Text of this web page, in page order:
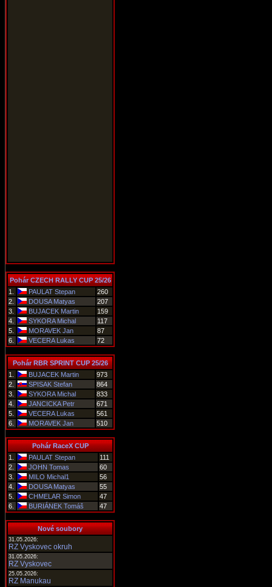
Pohár CZECH RALLY CUP 25/26
1.
PAULAT Stepan
260
2.
DOUSA Matyas
207
3.
BUJACEK Martin
159
4.
SYKORA Michal
117
5.
MORAVEK Jan
87
6.
VECERA Lukas 72
Pohár RBR SPRINT CUP 25/26
1.
BUJACEK Martin
973
2.
SPISAK Stefan
864
3.
SYKORA Michal
833
4.
JANCICKA Petr
671
5.
VECERA Lukas
561
6.
MORAVEK Jan 510
Pohár RaceX CUP
1.
PAULAT Stepan
111
2.
JOHN Tomas
60
3.
MILO Michal1
56
4.
DOUSA Matyas
55
5.
CHMELAR Simon
47
6.
BURIÁNEK Tomáš 47
Nové soubory
31.05.2026:
RZ Vyskovec okruh
31.05.2026:
RZ Vyskovec
25.05.2026:
RZ Manukau